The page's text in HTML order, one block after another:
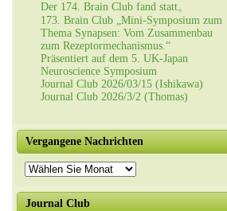
Der 174. Brain Club fand statt。
173. Brain Club „Mini-Symposium zum
Thema Synapsen: Vom Zusammenbau
zum Rezeptormechanismus.“
Präsentiert auf dem 5. UK-Japan
Neuroscience Symposium
Journal Club 2026/03/15 (Ishikawa)
Journal Club 2026/3/2 (Thomas)
Vergangene Nachrichten
Vergangene
Nachrichten
Journal Club